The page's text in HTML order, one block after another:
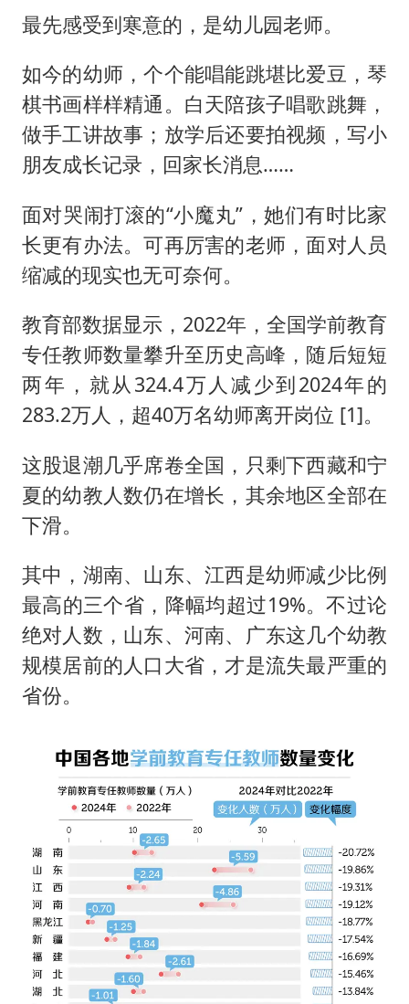
最先感受到寒意的，是幼儿园老师。
如今的幼师，个个能唱能跳堪比爱豆，琴
棋书画样样精通。白天陪孩子唱歌跳舞，
做手工讲故事；放学后还要拍视频，写小
朋友成长记录，回家长消息……
面对哭闹打滚的“小魔丸”，她们有时比家
长更有办法。可再厉害的老师，面对人员
缩减的现实也无可奈何。
教育部数据显示，2022年，全国学前教育
专任教师数量攀升至历史高峰，随后短短
两年，就从324.4万人减少到2024年的
283.2万人，超40万名幼师离开岗位 [1]。
这股退潮几乎席卷全国，只剩下西藏和宁
夏的幼教人数仍在增长，其余地区全部在
下滑。
其中，湖南、山东、江西是幼师减少比例
最高的三个省，降幅均超过19%。不过论
绝对人数，山东、河南、广东这几个幼教
规模居前的人口大省，才是流失最严重的
省份。